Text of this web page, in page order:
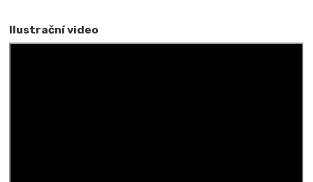
Ilustrační video